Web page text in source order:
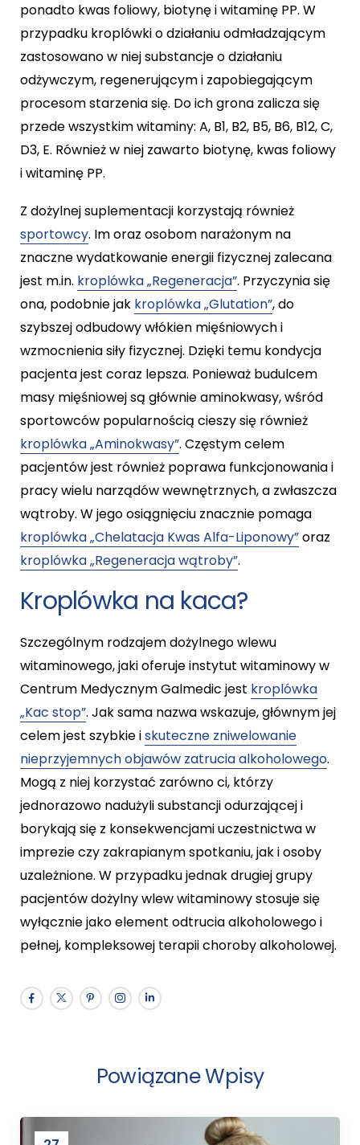
ponadto kwas foliowy, biotynę i witaminę PP. W
przypadku kroplówki o działaniu odmładzającym
zastosowano w niej substancje o działaniu
odżywczym, regenerującym i zapobiegającym
procesom starzenia się. Do ich grona zalicza się
przede wszystkim witaminy: A, B1, B2, B5, B6, B12, C,
D3, E. Również w niej zawarto biotynę, kwas foliowy
i witaminę PP.
Z dożylnej suplementacji korzystają również
sportowcy. Im oraz osobom narażonym na
znaczne wydatkowanie energii fizycznej zalecana
jest m.in. kroplówka „Regeneracja”. Przyczynia się
ona, podobnie jak kroplówka „Glutation”, do
szybszej odbudowy włókien mięśniowych i
wzmocnienia siły fizycznej. Dzięki temu kondycja
pacjenta jest coraz lepsza. Ponieważ budulcem
masy mięśniowej są głównie aminokwasy, wśród
sportowców popularnością cieszy się również
kroplówka „Aminokwasy”. Częstym celem
pacjentów jest również poprawa funkcjonowania i
pracy wielu narządów wewnętrznych, a zwłaszcza
wątroby. W jego osiągnięciu znacznie pomaga
kroplówka „Chelatacja Kwas Alfa-Liponowy”oraz
kroplówka „Regeneracja wątroby”.
Kroplówka na kaca?
Szczególnym rodzajem dożylnego wlewu
witaminowego, jaki oferuje instytut witaminowy w
Centrum Medycznym Galmedic jest kroplówka
„Kac stop”. Jak sama nazwa wskazuje, głównym jej
celem jest szybkie iskuteczne zniwelowanie
nieprzyjemnych objawów zatrucia alkoholowego.
Mogą z niej korzystać zarówno ci, którzy
jednorazowo nadużyli substancji odurzającej i
borykają się z konsekwencjami uczestnictwa w
imprezie czy zakrapianym spotkaniu, jak i osoby
uzależnione. W przypadku jednak drugiej grupy
pacjentów dożylny wlew witaminowy stosuje się
wyłącznie jako element odtrucia alkoholowego i
pełnej, kompleksowej terapii choroby alkoholowej.
Powiązane Wpisy